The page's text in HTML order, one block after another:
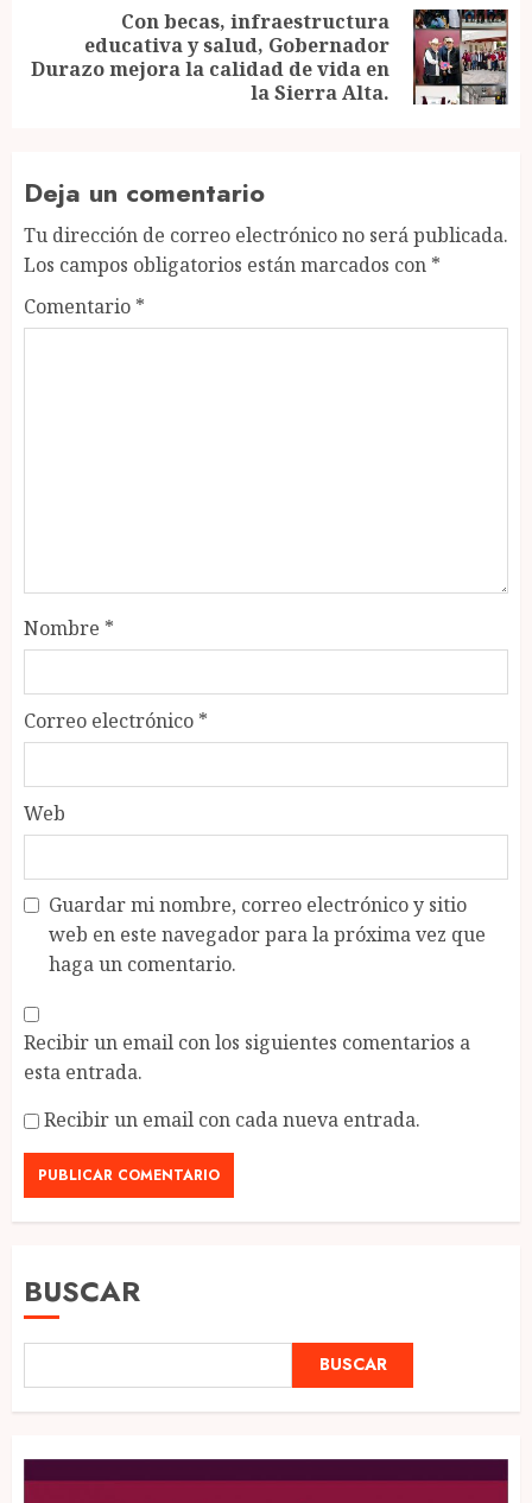
post:
Con becas, infraestructura
educativa y salud, Gobernador
Durazo mejora la calidad de vida en
la Sierra Alta.
Deja un comentario
Tu dirección de correo electrónico no será publicada.
Los campos obligatorios están marcados con *
Comentario *
Nombre *
Correo electrónico *
Web
Guardar mi nombre, correo electrónico y sitio
web en este navegador para la próxima vez que
haga un comentario.
Recibir un email con los siguientes comentarios a
esta entrada.
Recibir un email con cada nueva entrada.
BUSCAR
BUSCAR